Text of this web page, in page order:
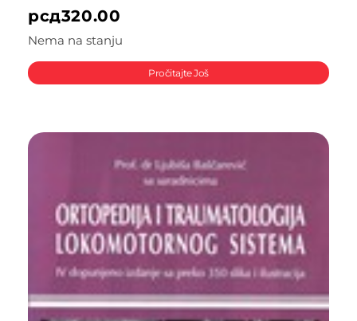
рсд320.00
Nema na stanju
Pročitajte Još